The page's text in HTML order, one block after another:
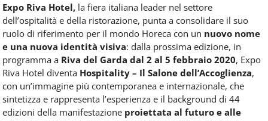
Expo Riva Hotel, la fiera italiana leader nel settore
dell’ospitalità e della ristorazione, punta a consolidare il suo
ruolo di riferimento per il mondo Horeca con un nuovo nome
e una nuova identità visiva: dalla prossima edizione, in
programma a Riva del Garda dal 2 al 5 febbraio 2020, Expo
Riva Hotel diventa Hospitality – Il Salone dell’Accoglienza,
con un’immagine più contemporanea e internazionale, che
sintetizza e rappresenta l’esperienza e il background di 44
edizioni della manifestazione proiettata al futuro e alle